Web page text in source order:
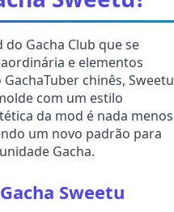
do Gacha Club que se
e elementos
chinês, Sweetu
com um estilo
da mod é nada menos
um novo padrão para
Gacha.
Sweetu